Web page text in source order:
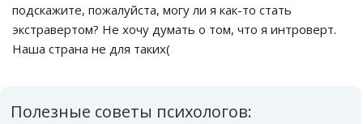
подскажите, пожалуйста, могу ли я как-то стать
экстравертом? Не хочу думать о том, что я интроверт.
Наша страна не для таких(
Полезные советы психологов: